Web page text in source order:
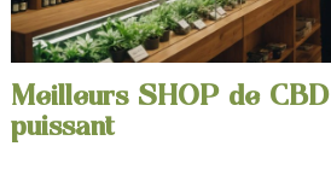
Meilleurs SHOP de
puissant